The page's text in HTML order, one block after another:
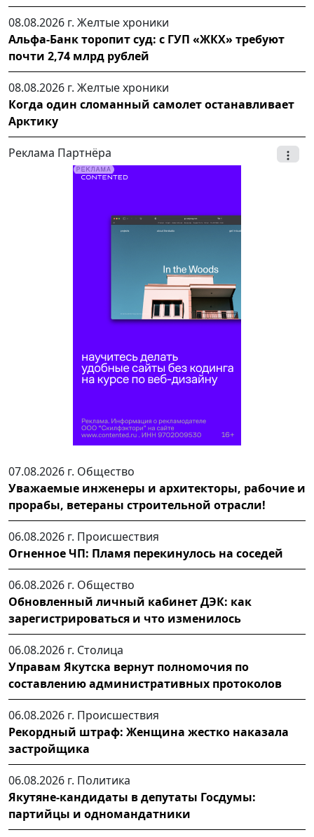
08.08.2026 г. Желтые хроники
Альфа-Банк торопит суд: с ГУП «ЖКХ» требуют
почти 2,74 млрд рублей
08.08.2026 г. Желтые хроники
Когда один сломанный самолет останавливает
Арктику
Реклама Партнёра
07.08.2026 г. Общество
Уважаемые инженеры и архитекторы, рабочие и
прорабы, ветераны строительной отрасли!
06.08.2026 г. Происшествия
Огненное ЧП: Пламя перекинулось на соседей
06.08.2026 г. Общество
Обновленный личный кабинет ДЭК: как
зарегистрироваться и что изменилось
06.08.2026 г. Столица
Управам Якутска вернут полномочия по
составлению административных протоколов
06.08.2026 г. Происшествия
Рекордный штраф: Женщина жестко наказала
застройщика
06.08.2026 г. Политика
Якутяне-кандидаты в депутаты Госдумы:
партийцы и одномандатники